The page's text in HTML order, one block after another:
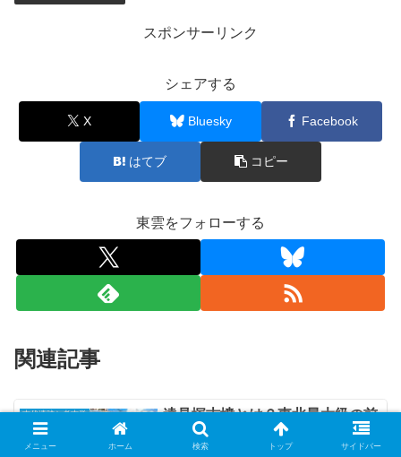
スポンサーリンク
シェアする
X Bluesky Facebook
はてブ コピー
東雲をフォローする
関連記事
古代遺跡と考古学
遠見塚古墳とは？東北最大級の前
方後円墳の謎と見学ガイド
遠見塚古墳は宮城県仙台市若林区にある
メニュー ホーム 検索 トップ サイドバー